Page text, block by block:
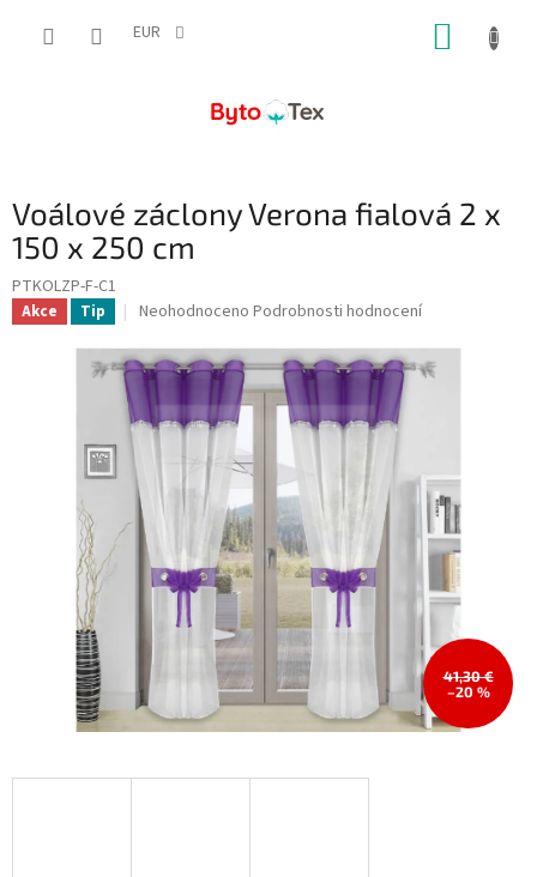
EUR
Voálové záclony Verona fialová 2 x
150 x 250 cm
PTKOLZP-F-C1
Akce Tip
Průměrné
produktu
je
0,0
z
hvězdiček.
Neohodnoceno Podrobnosti hodnocení
41,30 €
–20 %